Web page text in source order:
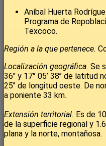
Aníbal Huerta
Programa de
Texcoco.
Región a la que pertenece.
Localización geográfica. Se
36’’ y 17° 05’ 38’’ de latitud
25’’ de longitud oeste. De
a poniente 33 km.
Extensión territorial. Es de
de la superficie regional y
plana y la norte, montañosa.